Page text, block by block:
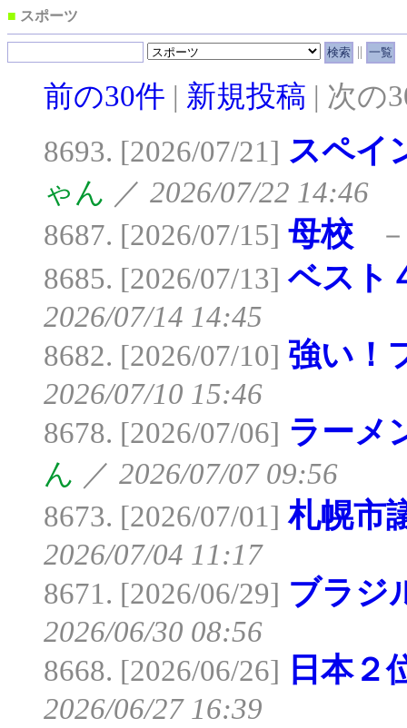
■ スポーツ
||
前の30件 | 新規投稿 | 次の
8693. [2026/07/21] スペイ
ゃん ／ 2026/07/22 14:46
8687. [2026/07/15] 母校
8685. [2026/07/13] ベスト
2026/07/14 14:45
8682. [2026/07/10] 強い！
2026/07/10 15:46
8678. [2026/07/06] ラーメ
ん ／ 2026/07/07 09:56
8673. [2026/07/01] 札幌市
2026/07/04 11:17
8671. [2026/06/29] ブラジ
2026/06/30 08:56
8668. [2026/06/26] 日本２
2026/06/27 16:39